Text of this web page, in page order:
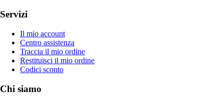
Servizi
Il mio account
Centro assistenza
Traccia il mio ordine
Restituisci il mio ordine
Codici sconto
Chi siamo